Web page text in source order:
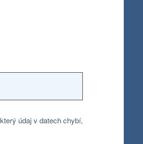
údaj v datech chybí,